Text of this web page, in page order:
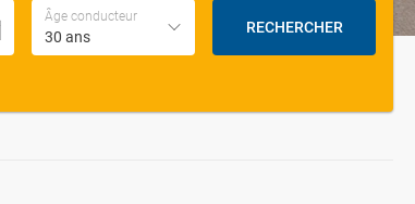
Âge conducteur
30 ans
RECHERCHER